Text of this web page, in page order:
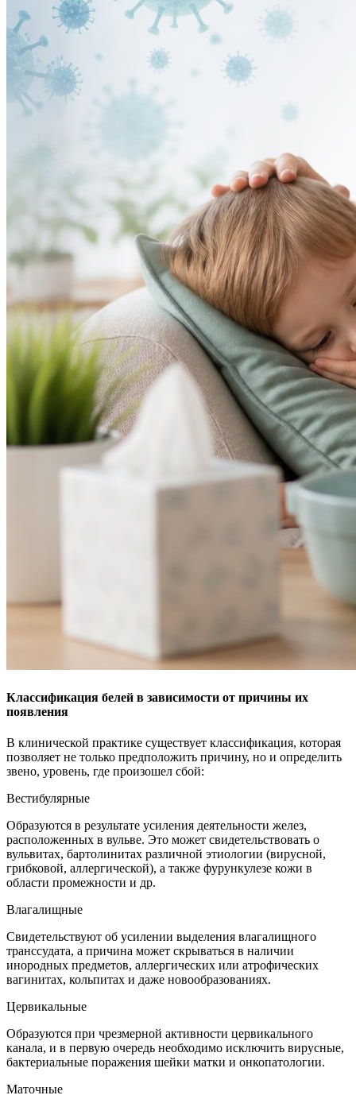
Классификация белей в зависимости от причины их
появления
В клинической практике существует классификация, которая
позволяет не только предположить причину, но и определить
звено, уровень, где произошел сбой:
Вестибулярные
Образуются в результате усиления деятельности желез,
расположенных в вульве. Это может свидетельствовать о
вульвитах, бартолинитах различной этиологии (вирусной,
грибковой, аллергической), а также фурункулезе кожи в
области промежности и др.
Влагалищные
Свидетельствуют об усилении выделения влагалищного
транссудата, а причина может скрываться в наличии
инородных предметов, аллергических или атрофических
вагинитах, кольпитах и даже новообразованиях.
Цервикальные
Образуются при чрезмерной активности цервикального
канала, и в первую очередь необходимо исключить вирусные,
бактериальные поражения шейки матки и онкопатологии.
Маточные